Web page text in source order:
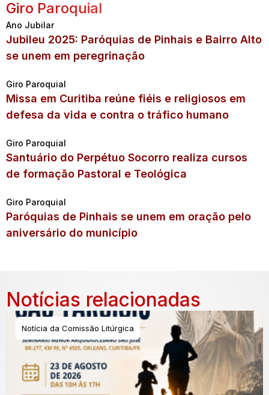
Giro Paroquial
Ano Jubilar
Jubileu 2025: Paróquias de Pinhais e Bairro Alto
se unem em peregrinação
Giro Paroquial
Missa em Curitiba reúne fiéis e religiosos em
defesa da vida e contra o tráfico humano
Giro Paroquial
Santuário do Perpétuo Socorro realiza cursos
de formação Pastoral e Teológica
Giro Paroquial
Paróquias de Pinhais se unem em oração pelo
aniversário do município
Notícias relacionadas
Notícia da Comissão Litúrgica